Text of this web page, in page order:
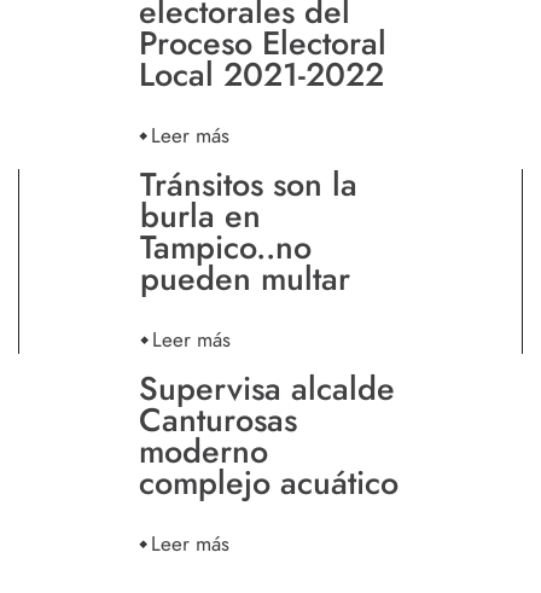
electorales del
Proceso Electoral
Local 2021-2022
Leer más
Tránsitos son la
burla en
Tampico..no
pueden multar
Leer más
Supervisa alcalde
Canturosas
moderno
complejo acuático
Leer más